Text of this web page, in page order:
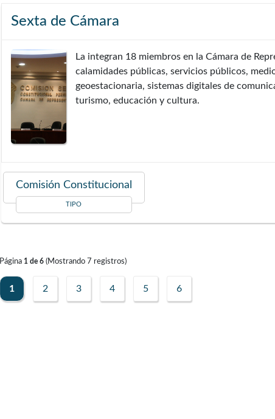
Sexta de Cámara
La integran 18 miembros en la Cámara de
calamidades públicas, servicios públicos,
geoestacionaria, sistemas digitales de
turismo, educación y cultura.
Comisión Constitucional
TIPO
Página 1 de 6(Mostrando 7 registros)
1 2 3 4 5 6